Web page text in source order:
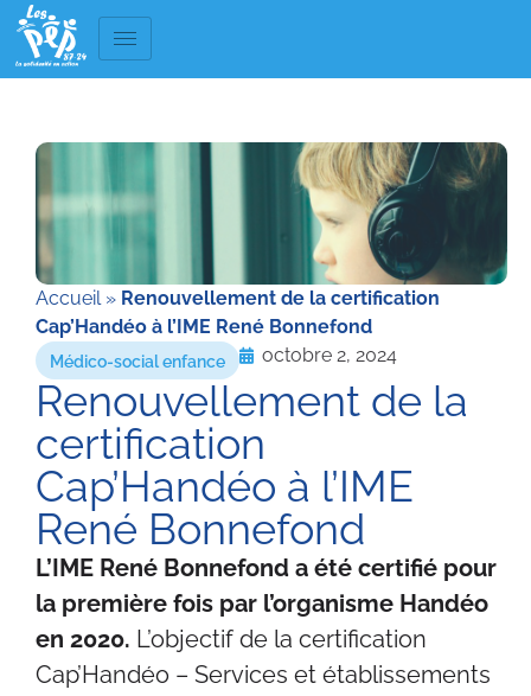
Accueil» Renouvellement de la certification
Cap’Handéo à l’IME René Bonnefond
Médico-social enfance octobre 2, 2024
Renouvellement de la
certification
Cap’Handéo à l’IME
René Bonnefond
L’IME René Bonnefond a été certifié pour
la première fois par l’organisme Handéo
en 2020. L’objectif de la certification
Cap’Handéo – Services et établissements